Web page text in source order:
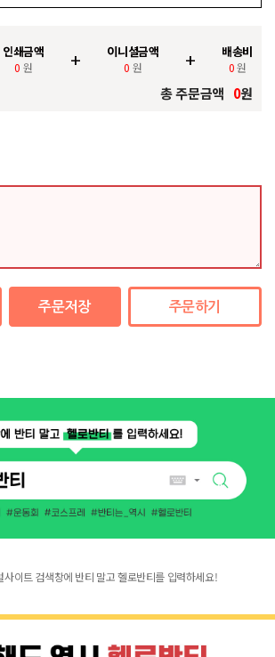
인쇄금액
0 원 + 이니셜금액
0 원 + 배송비
0원
총 주문금액 0원
주문저장 주문하기
사이트 검색창에 반티 말고 헬로반티를 입력하세요!